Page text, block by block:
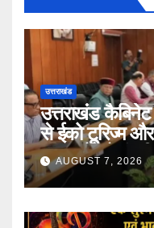
उत्तराखंड
उत्तराखंड
से ईको टूरिज्म
प्रस्तावों को मंजूरी
AUGUST 7, 2026